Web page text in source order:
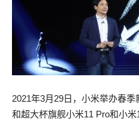
2021年3月29日，小米举办春
和超大杯旗舰小米11 Pro和小